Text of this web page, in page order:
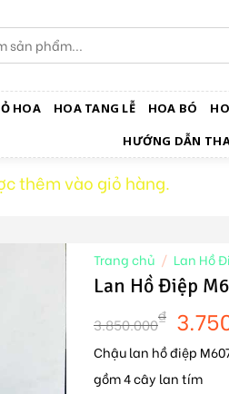
HOA HOA TANG LỄ HOA BÓ
HƯỚNG DẪN
thêm vào giỏ hàng.
Trang chủ / Lan Hồ
Lan Hồ Điệp
3.850.000₫
Chậu lan hồ điệp
gồm 4 cây lan tím